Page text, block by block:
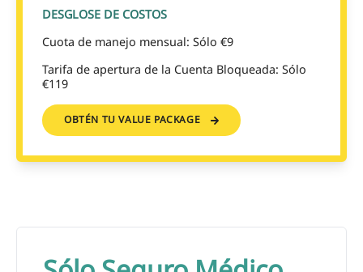
DESGLOSE DE COSTOS
Cuota de manejo mensual: Sólo €9
Tarifa de apertura de la Cuenta Bloqueada: Sólo
€119
OBTÉN TU VALUE PACKAGE